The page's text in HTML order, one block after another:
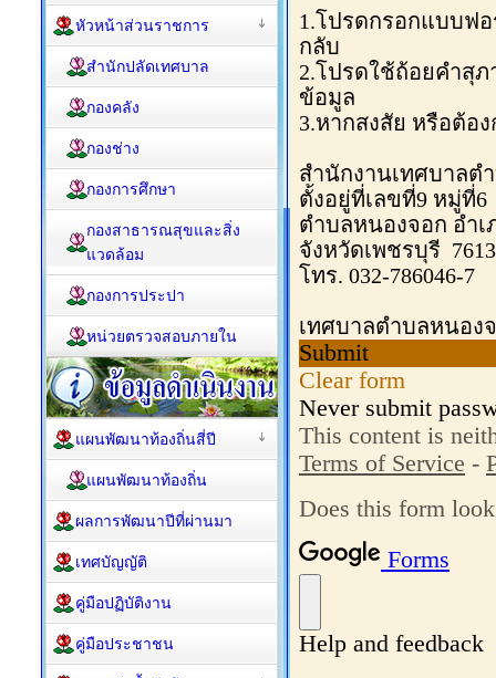
หัวหน้าส่วนราชการ
สำนักปลัดเทศบาล
กองคลัง
กองช่าง
กองการศึกษา
กองสาธารณสุขและสิ่ง
แวดล้อม
กองการประปา
หน่วยตรวจสอบภายใน
แผนพัฒนาท้องถิ่นสี่ปี
แผนพัฒนาท้องถิ่น
ผลการพัฒนาปีที่ผ่านมา
เทศบัญญัติ
คู่มือปฏิบัติงาน
คู่มือประชาชน